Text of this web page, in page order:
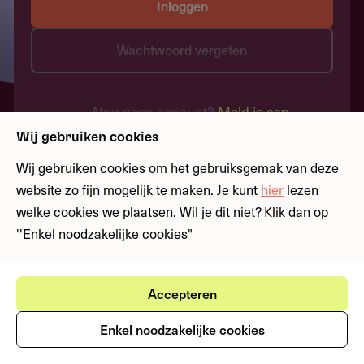
Inloggen
Wachtwoord vergeten
Nog geen account?Meld je aan
Wij gebruiken cookies
Wij gebruiken cookies om het gebruiksgemak van deze
website zo fijn mogelijk te maken. Je kunt hier lezen
welke cookies we plaatsen. Wil je dit niet? Klik dan op
''Enkel noodzakelijke cookies"
Accepteren
Enkel noodzakelijke cookies